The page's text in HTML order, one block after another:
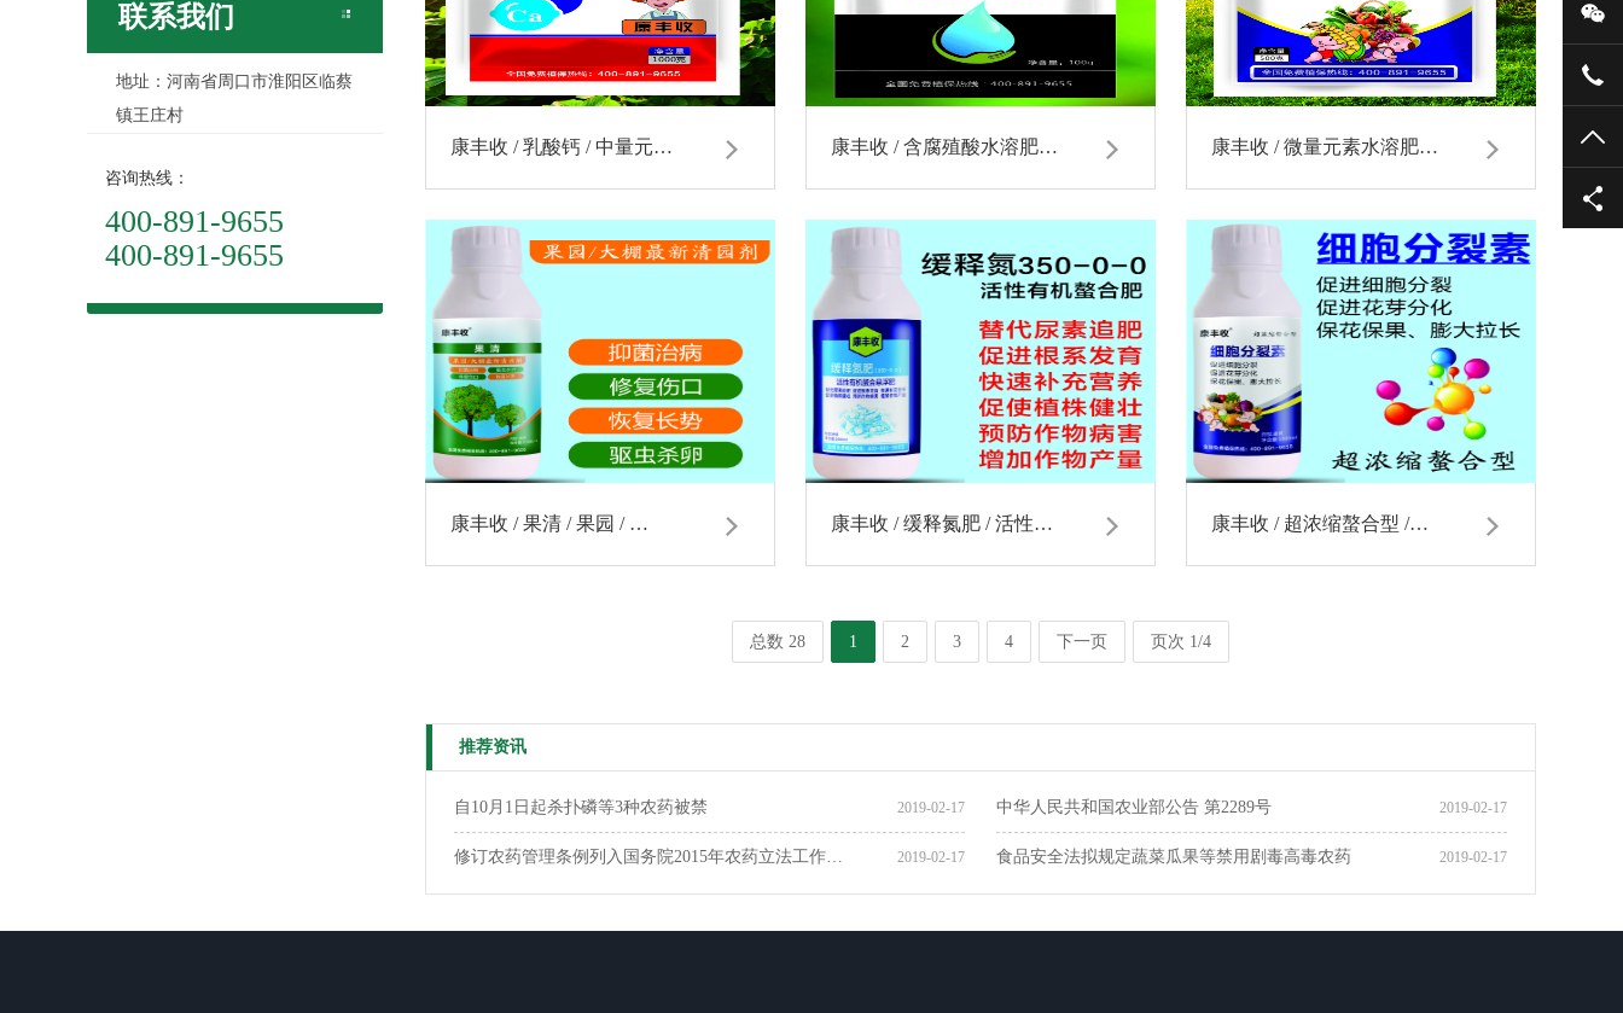
联系我们
地址：河南省周口市淮阳区临蔡
镇王庄村
咨询热线：
400-891-9655
400-891-9655
康丰收 / 乳酸钙 / 中量元… 康丰收 / 含腐殖酸水溶肥… 康丰收 / 微量元素水溶肥…
康丰收 / 果清 / 果园 / … 康丰收 / 缓释氮肥 / 活性… 康丰收 / 超浓缩螯合型 /…
总数 28 1 2 3 4 下一页 页次 1/4
推荐资讯
2019-02-17
自10月1日起杀扑磷等3种农药被禁 2019-02-17
中华人民共和国农业部公告 第2289号
2019-02-17
修订农药管理条例列入国务院2015年农药立法工作… 2019-02-17
食品安全法拟规定蔬菜瓜果等禁用剧毒高毒农药
微